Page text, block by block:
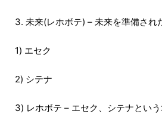
3. 未来(レホボテ) – 未来を準備され
1) エセク
2) シテナ
3) レホボテ – エセク、シテナとい